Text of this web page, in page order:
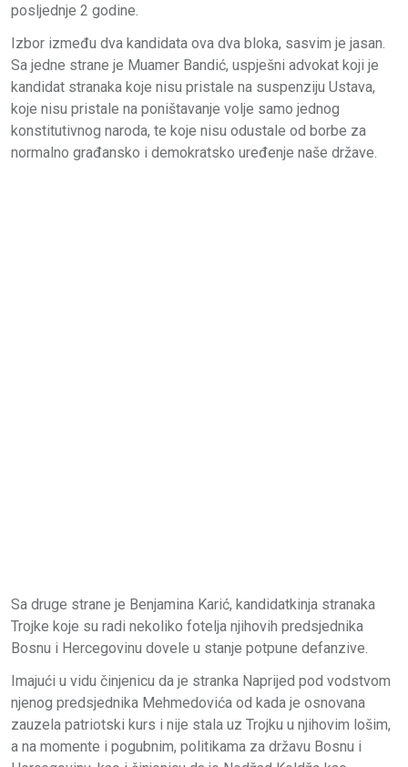
posljednje 2 godine.
Izbor između dva kandidata ova dva bloka, sasvim je jasan.
Sa jedne strane je Muamer Bandić, uspješni advokat koji je
kandidat stranaka koje nisu pristale na suspenziju Ustava,
koje nisu pristale na poništavanje volje samo jednog
konstitutivnog naroda, te koje nisu odustale od borbe za
normalno građansko i demokratsko uređenje naše države.
Sa druge strane je Benjamina Karić, kandidatkinja stranaka
Trojke koje su radi nekoliko fotelja njihovih predsjednika
Bosnu i Hercegovinu dovele u stanje potpune defanzive.
Imajući u vidu činjenicu da je stranka Naprijed pod vodstvom
njenog predsjednika Mehmedovića od kada je osnovana
zauzela patriotski kurs i nije stala uz Trojku u njihovim lošim,
a na momente i pogubnim, politikama za državu Bosnu i